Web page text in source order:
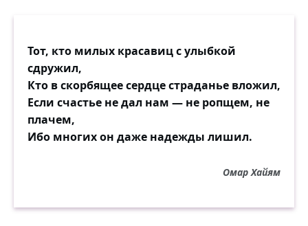
Тот, кто милых красавиц с улыбкой
сдружил,
Кто в скорбящее сердце страданье вложил,
Если счастье не дал нам — не ропщем, не
плачем,
Ибо многих он даже надежды лишил.
Омар Хайям